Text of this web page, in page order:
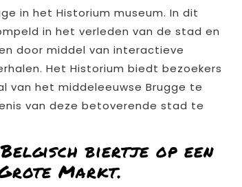
in het Historium museum. In dit
in het verleden van de stad en
door middel van interactieve
Het Historium biedt bezoekers
van het middeleeuwse Brugge te
van deze betoverende stad te
biertje op een
Markt.